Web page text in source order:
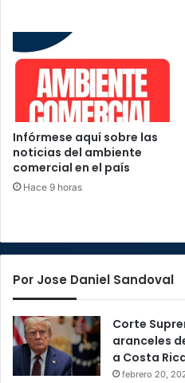
Infórmese aquí sobre las
noticias del ambiente
comercial en el país
Hace 9 horas
Por Jose Daniel Sandoval
Corte
aranceles
a Costa
febrero 20,